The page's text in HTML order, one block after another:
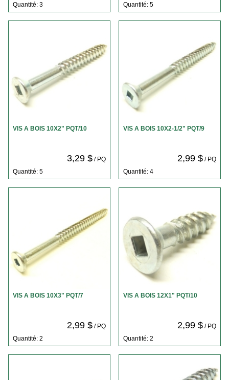
Quantité: 3
Quantité: 5
VIS A BOIS 10X2" PQT/10
3,29 $/ PQ
Quantité: 5
VIS A BOIS 10X2-1/2" PQT/9
2,99 $/ PQ
Quantité: 4
VIS A BOIS 10X3" PQT/7
2,99 $/ PQ
Quantité: 2
VIS A BOIS 12X1" PQT/10
2,99 $/ PQ
Quantité: 2